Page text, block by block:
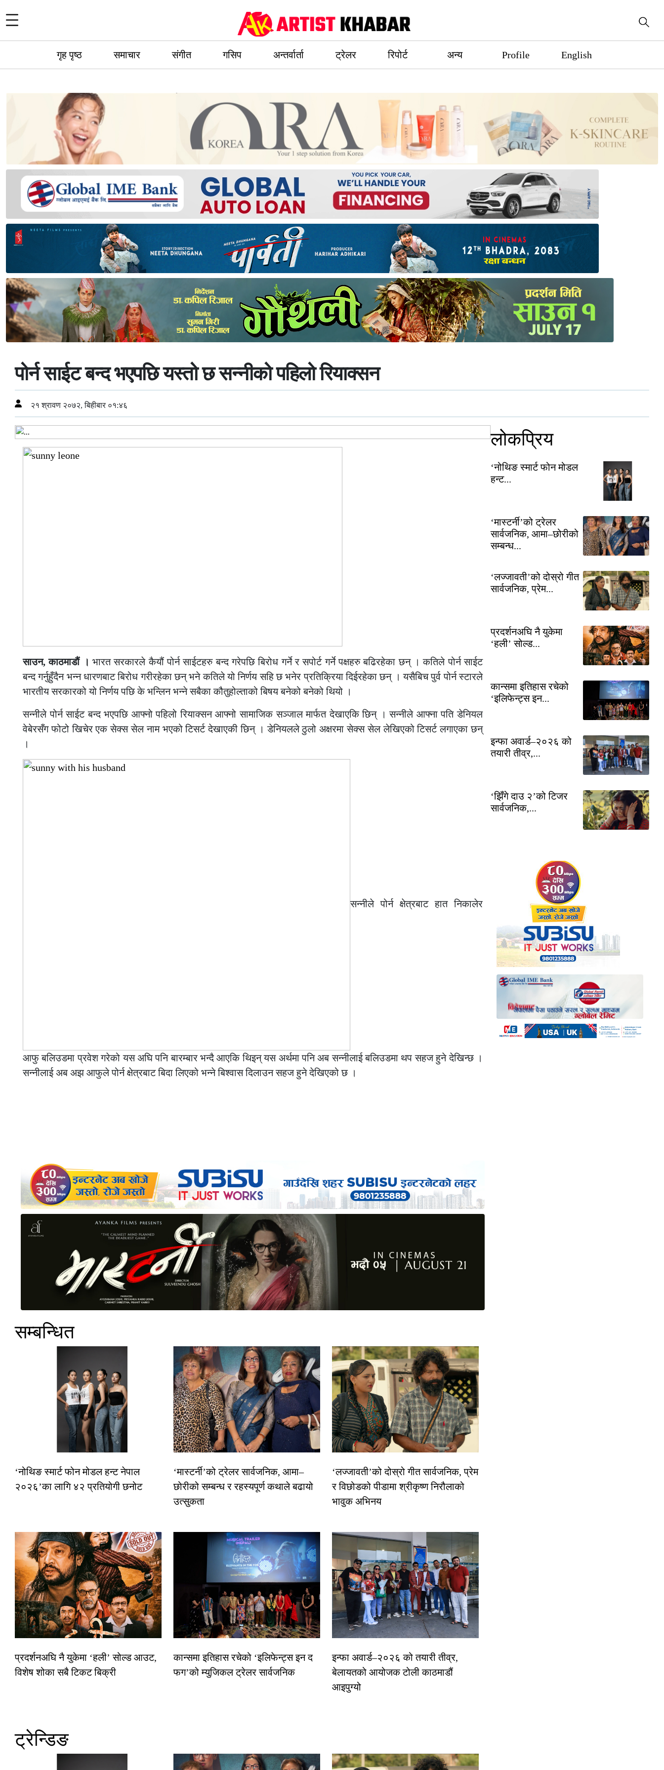
गृह पृष्ठ समाचार संगीत गसिप अन्तर्वार्ता ट्रेलर रिपोर्ट अन्य Profile English
पोर्न साईट बन्द भएपछि यस्तो छ सन्नीको पहिलो रियाक्सन
२१ श्रावण २०७२, बिहीबार ०१:४६
साउन, काठमाडौं । भारत सरकारले कैयौं पोर्न साईटहरु बन्द गरेपछि बिरोध गर्ने र सपोर्ट गर्ने पक्षहरु बढिरहेका छन् । कतिले पोर्न साईट
बन्द गर्नुहुँदैन भन्न धारणबाट बिरोध गरीरहेका छन् भने कतिले यो निर्णय सहि छ भनेर प्रतिक्रिया दिईरहेका छन् । यसैबिच पुर्व पोर्न स्टारले
भारतीय सरकारको यो निर्णय पछि के भन्लिन भन्ने सबैका कौतुहोल्ताको बिषय बनेको बनेको थियो ।
सन्नीले पोर्न साईट बन्द भएपछि आफ्नो पहिलो रियाक्सन आफ्नो सामाजिक सञ्जाल मार्फत देखाएकि छिन् । सन्नीले आफ्ना पति डेनियल
वेबेरसँग फोटो खिचेर एक सेक्स सेल नाम भएको टिसर्ट देखाएकी छिन् । डेनियलले ठुलो अक्षरमा सेक्स सेल लेखिएको टिसर्ट लगाएका छन्
।
सन्नीले पोर्न क्षेत्रबाट हात निकालेर
आफु बलिउडमा प्रवेश गरेको यस अघि पनि बारम्बार भन्दै आएकि थिइन् यस अर्थमा पनि अब सन्नीलाई बलिउडमा थप सहज हुने देखिन्छ ।
सन्नीलाई अब अझ आफुले पोर्न क्षेत्रबाट बिदा लिएको भन्ने बिश्वास दिलाउन सहज हुने देखिएको छ ।
सम्बन्धित
‘नोथिङ स्मार्ट फोन मोडल हन्ट नेपाल
२०२६’का लागि ४२ प्रतियोगी छनोट
‘मास्टर्नी’को ट्रेलर सार्वजनिक, आमा–
छोरीको सम्बन्ध र रहस्यपूर्ण कथाले बढायो
उत्सुकता
‘लज्जावती’को दोस्रो गीत सार्वजनिक, प्रेम
र विछोडको पीडामा श्रीकृष्ण निरौलाको
भावुक अभिनय
प्रदर्शनअघि नै युकेमा ‘हली’ सोल्ड आउट,
विशेष शोका सबै टिकट बिक्री
कान्समा इतिहास रचेको ‘इलिफेन्ट्स इन द
फग’को म्युजिकल ट्रेलर सार्वजनिक
इन्फा अवार्ड–२०२६ को तयारी तीव्र,
बेलायतको आयोजक टोली काठमाडौं
आइपुग्यो
ट्रेन्डिङ
लोकप्रिय
‘नोथिङ स्मार्ट फोन मोडल
हन्ट...
‘मास्टर्नी’को ट्रेलर
सार्वजनिक, आमा–छोरीको
सम्बन्ध...
‘लज्जावती’को दोस्रो गीत
सार्वजनिक, प्रेम...
प्रदर्शनअघि नै युकेमा
‘हली’ सोल्ड...
कान्समा इतिहास रचेको
‘इलिफेन्ट्स इन...
इन्फा अवार्ड–२०२६ को
तयारी तीव्र,...
‘झिँगे दाउ २’को टिजर
सार्वजनिक,...